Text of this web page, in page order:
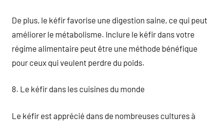
De plus, le kéfir favorise une digestion saine, ce qui peut
améliorer le métabolisme. Inclure le kéfir dans votre
régime alimentaire peut être une méthode bénéfique
pour ceux qui veulent perdre du poids.
8. Le kéfir dans les cuisines du monde
Le kéfir est apprécié dans de nombreuses cultures à